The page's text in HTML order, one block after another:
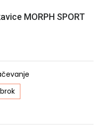
MORPH SPORT